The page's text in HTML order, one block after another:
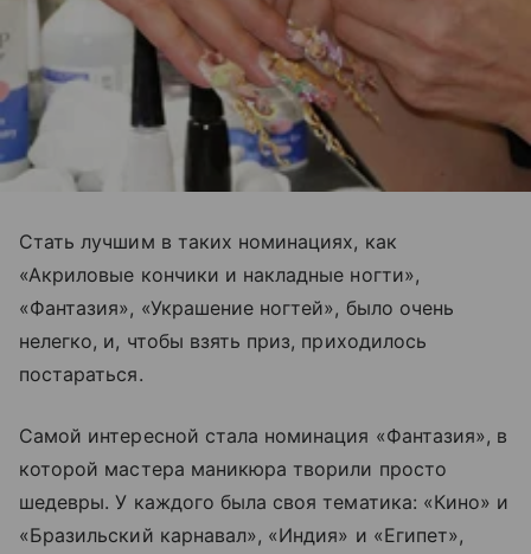
Стать лучшим в таких номинациях, как
«Акриловые кончики и накладные ногти»,
«Фантазия», «Украшение ногтей», было очень
нелегко, и, чтобы взять приз, приходилось
постараться.
Самой интересной стала номинация «Фантазия», в
которой мастера маникюра творили просто
шедевры. У каждого была своя тематика: «Кино» и
«Бразильский карнавал», «Индия» и «Египет»,